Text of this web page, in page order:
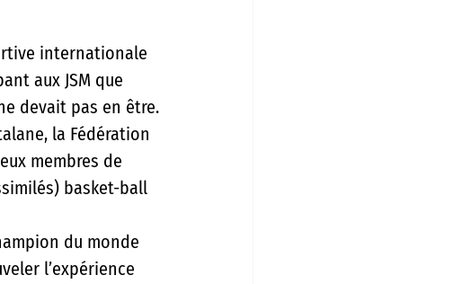
internationale
aux JSM que
devait pas en être.
la Fédération
membres de
basket-ball
du monde
l’expérience